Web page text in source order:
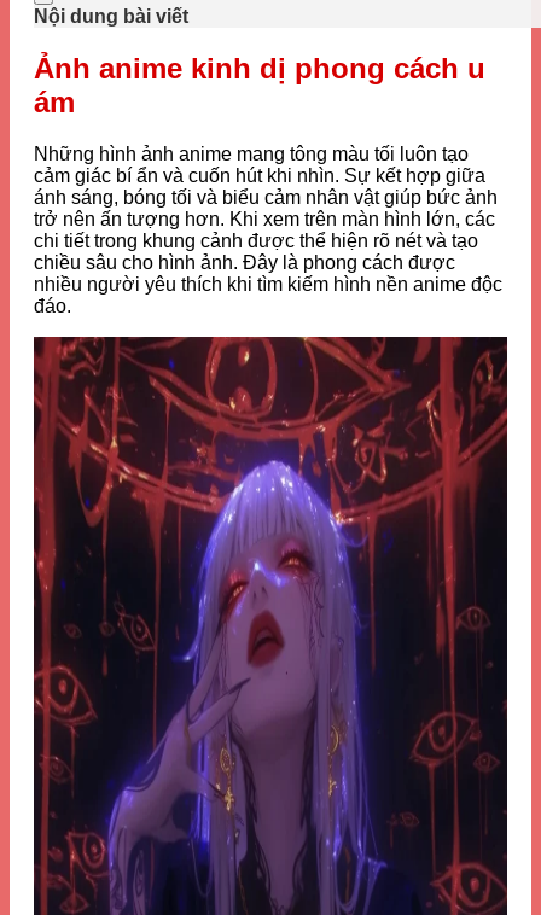
Nội dung bài viết
Ảnh anime kinh dị phong cách u
ám
Những hình ảnh anime mang tông màu tối luôn tạo
cảm giác bí ẩn và cuốn hút khi nhìn. Sự kết hợp giữa
ánh sáng, bóng tối và biểu cảm nhân vật giúp bức ảnh
trở nên ấn tượng hơn. Khi xem trên màn hình lớn, các
chi tiết trong khung cảnh được thể hiện rõ nét và tạo
chiều sâu cho hình ảnh. Đây là phong cách được
nhiều người yêu thích khi tìm kiếm hình nền anime độc
đáo.